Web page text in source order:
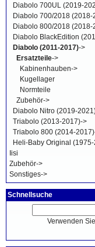
Diabolo 700UL (2019-
Diabolo 700/2018 (2018-
Diabolo 800/2018 (2018-
Diabolo BlackEdition
Diabolo (2011-2017)->
Ersatzteile->
Kabinenhauben->
Kugellager
Normteile
Zubehör->
Diabolo Nitro (2019-
Triabolo (2013-2017)->
Triabolo 800 (2014-
Heli-Baby Original
Iisi
Zubehör->
Sonstiges->
Schnellsuche
Verwenden